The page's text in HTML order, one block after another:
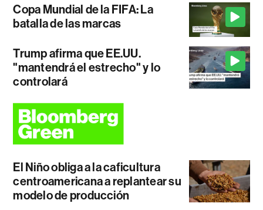
Copa Mundial de la FIFA: La
batalla de las marcas
Trump afirma que EE.UU.
"mantendrá el estrecho" y lo
controlará
El Niño obliga a la caficultura
centroamericana a replantear su
modelo de producción